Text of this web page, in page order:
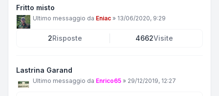
Fritto misto
Ultimo messaggio da Eniac » 13/06/2020, 9:29
2Risposte 4662Visite
Lastrina Garand
Ultimo messaggio da Enrico65 » 29/12/2019, 12:27